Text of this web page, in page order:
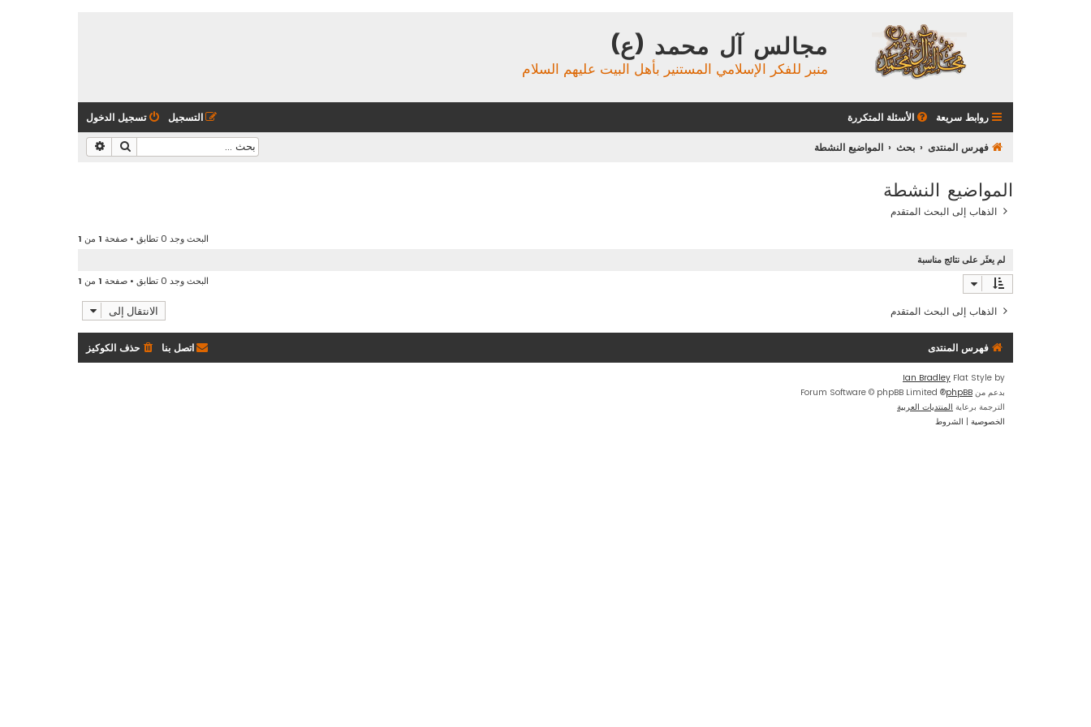
مجالس آل محمد (ع)
منبر للفكر الإسلامي المستنير بأهل البيت عليهم السلام
روابط سريعة الأسئلة المتكررة تسجيل الدخول التسجيل
فهرس المنتدى بحث المواضيع النشطة بحث
المواضيع النشطة
الذهاب إلى البحث المتقدم
البحث وجد 0 تطابق • صفحة 1 من 1
لم يعثَر على نتائج مناسبة
البحث وجد 0 تطابق • صفحة
1 من 1
الذهاب إلى البحث المتقدم الانتقال إلى
فهرس المنتدى حذف الكوكيز اتصل بنا
Flat Style by
Ian Bradley
بدعم من phpBB
® Forum Software © phpBB Limited
الترجمة برعاية المنتديات العربية
الخصوصية | الشروط